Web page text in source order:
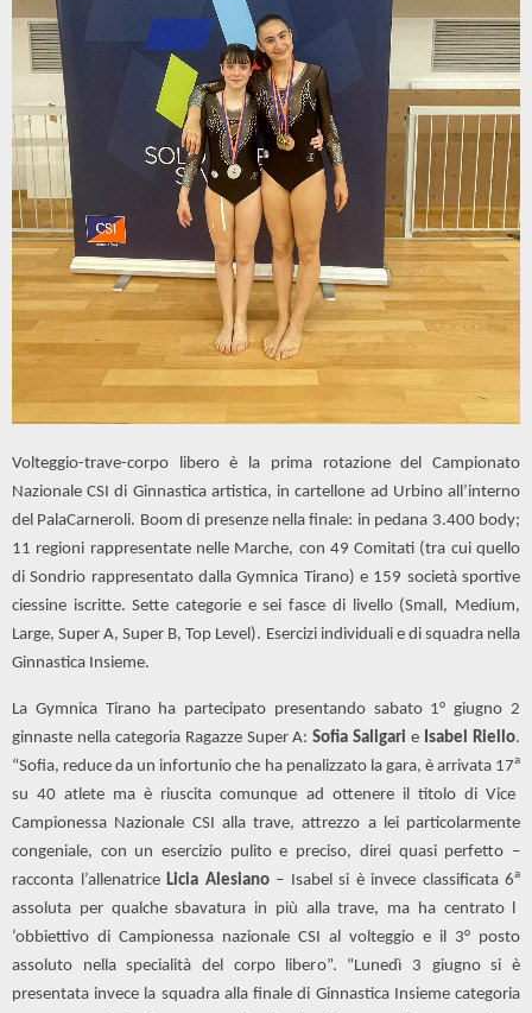
Volteggio-trave-corpo libero è la prima rotazione del Campionato
Nazionale CSI di Ginnastica artistica, in cartellone ad Urbino all’interno
del PalaCarneroli. Boom di presenze nella finale: in pedana 3.400 body;
11 regioni rappresentate nelle Marche, con 49 Comitati (tra cui quello
di Sondrio rappresentato dalla Gymnica Tirano) e 159 società sportive
ciessine iscritte. Sette categorie e sei fasce di livello (Small, Medium,
Large, Super A, Super B, Top Level). Esercizi individuali e di squadra nella
Ginnastica Insieme.
La Gymnica Tirano ha partecipato presentando sabato 1° giugno 2
ginnaste nella categoria Ragazze Super A:Sofia Saligari e Isabel Riello.
“Sofia, reduce da un infortunio che ha penalizzato la gara, è arrivata 17a
su 40 atlete ma è riuscita comunque ad ottenere il titolo di Vice
Campionessa Nazionale CSI alla trave, attrezzo a lei particolarmente
congeniale, con un esercizio pulito e preciso, direi quasi perfetto –
racconta l’allenatrice Licia Alesiano– Isabel si è invece classificata 6a
assoluta per qualche sbavatura in più alla trave, ma ha centrato l
‘obbiettivo di Campionessa nazionale CSI al volteggio e il 3° posto
assoluto nella specialità del corpo libero”. “Lunedì 3 giugno si è
presentata invece la squadra alla finale di Ginnastica Insieme categoria